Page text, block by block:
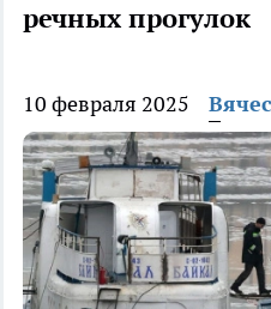
речных прогулок
10 февраля 2025